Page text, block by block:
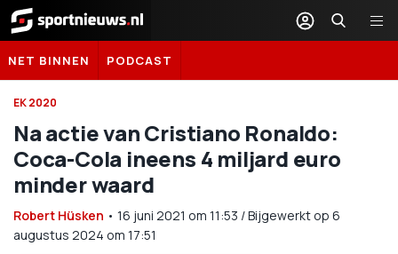
Sportnieuws.nl
NET BINNEN PODCAST
EK 2020
Na actie van Cristiano Ronaldo:
Coca-Cola ineens 4 miljard euro
minder waard
Robert Hüsken • 16 juni 2021 om 11:53 /Bijgewerkt op 6
augustus 2024 om 17:51